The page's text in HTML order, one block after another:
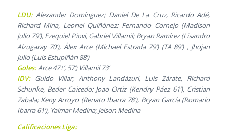
LDU:Alexander Domínguez; Daniel De La Cruz, Ricardo Adé,
Richard Mina, Leonel Quiñónez; Fernando Cornejo (Madison
Julio 79’), Ezequiel Piovi, Gabriel Villamil; Bryan Ramírez (Lisandro
Alzugaray 70’), Álex Arce (Michael Estrada 79’) (TA 89’) , Jhojan
Julio (Luis Estupiñán 88’)
Goles:Arce 47+’, 57’; Villamil 73’
IDV:Guido Villar; Anthony Landázuri, Luis Zárate, Richard
Schunke, Beder Caicedo; Joao Ortiz (Kendry Páez 61’), Cristian
Zabala; Keny Arroyo (Renato Ibarra 78’), Bryan García (Romario
Ibarra 61’), Yaimar Medina; Jeison Medina
Calificaciones Liga: